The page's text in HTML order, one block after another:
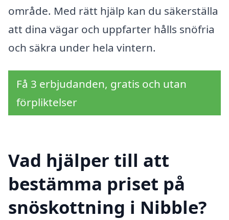
område. Med rätt hjälp kan du säkerställa
att dina vägar och uppfarter hålls snöfria
och säkra under hela vintern.
Få 3 erbjudanden, gratis och utan
förpliktelser
Vad hjälper till att
bestämma priset på
snöskottning i Nibble?